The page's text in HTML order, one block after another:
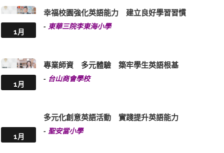
1月
幸福校園強化英語能力 建立良好學習習慣
- 東華三院李東海小學
1月
專業師資 多元體驗 築牢學生英語根基
- 台山商會學校
1月
多元化創意英語活動 實踐提升英語能力
- 聖安當小學